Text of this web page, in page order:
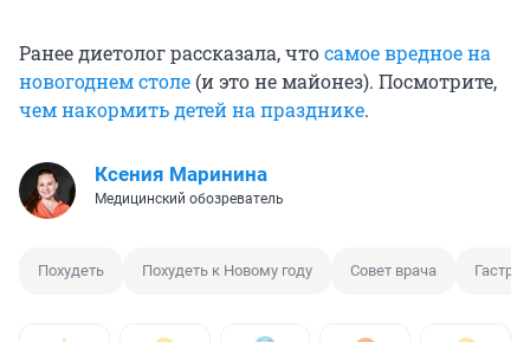
Ранее диетолог рассказала, чтосамое вредное на
новогоднем столе (и это не майонез). Посмотрите,
чем накормить детей на празднике.
Ксения Маринина
Медицинский обозреватель
Похудеть Похудеть к Новому году Совет врача